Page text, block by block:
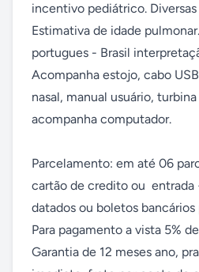
incentivo pediátrico.
Estimativa de idade
portugues - Brasil
Acompanha estojo, cabo
nasal, manual usuário,
acompanha computador.
Parcelamento: em até 06
cartão de credito ou
datados ou boletos bancários
Para pagamento a vista 5%
Garantia de 12 meses ano,